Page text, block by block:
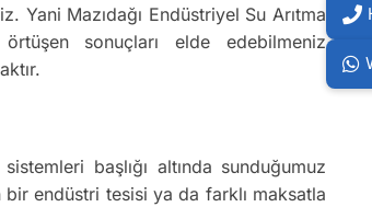
Mazıdağı Endüstriyel Su Arıtma
sonuçları elde edebilmeniz
başlığı altında sunduğumuz
endüstri tesisi ya da farklı maksatla